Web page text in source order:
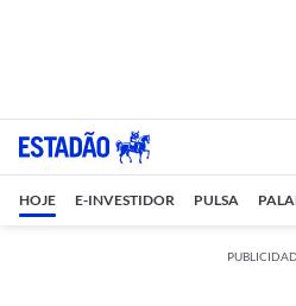
HOJE E-INVESTIDOR PULSA